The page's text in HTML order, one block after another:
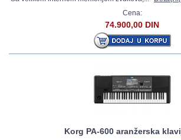
Cena:
74.900,00 DIN
Korg PA-600 aranžerska